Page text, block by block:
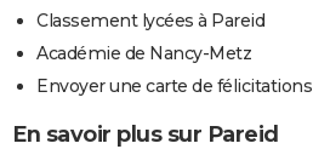
Classement lycées à Pareid
Académie de Nancy-Metz
Envoyer une carte de félicitations
En savoir plus sur Pareid